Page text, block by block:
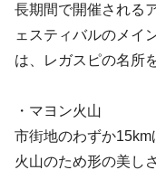
長期間で開催される
ェスティバルのメイ
は、レガスピの名所
・マヨン火山
市街地のわずか
火山のため形の美し